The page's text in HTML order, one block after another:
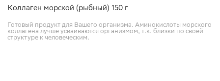
Коллаген морской (рыбный) 150 г
Готовый продукт для Вашего организма. Аминокислоты морского
коллагена лучше усваиваются организмом, т.к. близки по своей
структуре к человеческим.